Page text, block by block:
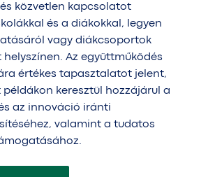
közvetlen kapcsolatot
és a diákokkal, legyen
vagy diákcsoportok
Az együttműködés
értékes tapasztalatot jelent,
keresztül hozzájárul a
az innováció iránti
valamint a tudatos